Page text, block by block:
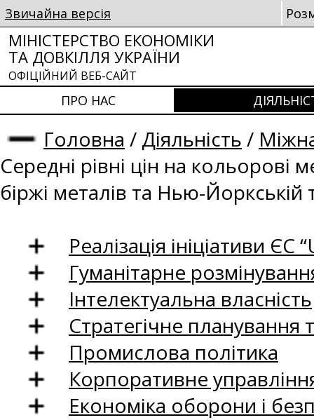
Звичайна версія
МІНІСТЕРСТВО ЕКОНОМІКИ
ТА ДОВКІЛЛЯ УКРАЇНИ
ОФІЦІЙНИЙ ВЕБ-САЙТ
ПРО НАС
Головна / Діяльність /
Середні рівні цін на кольорові
біржі металів та Нью-Йоркській
Реалізація ініціативи ЄС
Гуманітарне
Інтелектуальна власність
Стратегічне
Промислова політика
Корпоративне
Економіка оборони і